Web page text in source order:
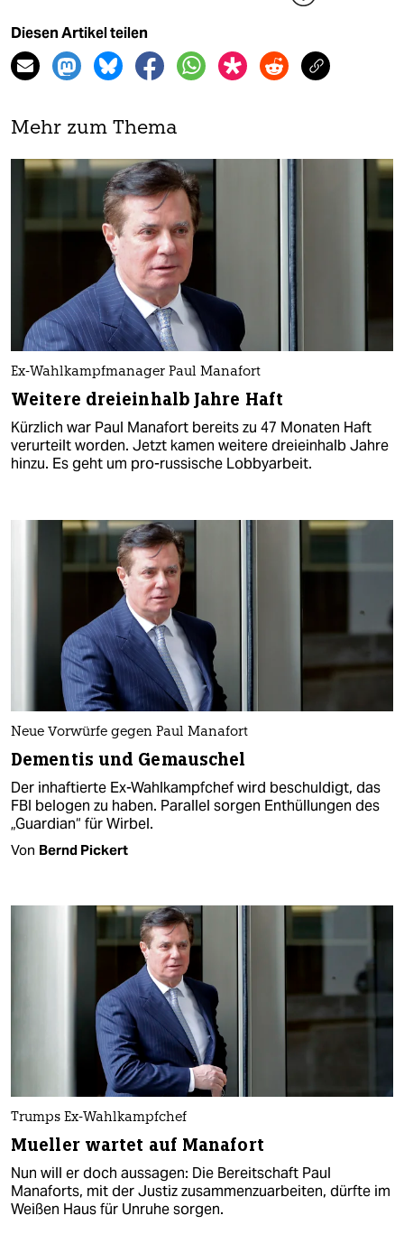
Diesen Artikel teilen
Mehr zum Thema
Ex-Wahlkampfmanager Paul Manafort
Weitere dreieinhalb Jahre Haft
Kürzlich war Paul Manafort bereits zu 47 Monaten Haft
verurteilt worden. Jetzt kamen weitere dreieinhalb Jahre
hinzu. Es geht um pro-russische Lobbyarbeit.
Neue Vorwürfe gegen Paul Manafort
Dementis und Gemauschel
Der inhaftierte Ex-Wahlkampfchef wird beschuldigt, das
FBI belogen zu haben. Parallel sorgen Enthüllungen des
„Guardian“ für Wirbel.
Von Bernd Pickert
Trumps Ex-Wahlkampfchef
Mueller wartet auf Manafort
Nun will er doch aussagen: Die Bereitschaft Paul
Manaforts, mit der Justiz zusammenzuarbeiten, dürfte im
Weißen Haus für Unruhe sorgen.